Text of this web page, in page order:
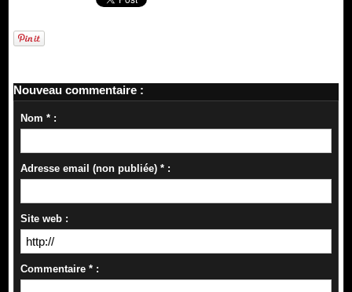
Nouveau commentaire :
Nom * :
Adresse email (non publiée) * :
Site web :
Commentaire * :